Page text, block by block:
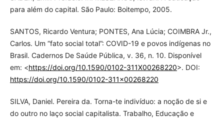
para além do capital. São Paulo: Boitempo, 2005.
SANTOS, Ricardo Ventura; PONTES, Ana Lúcia; COIMBRA Jr.,
Carlos. Um “fato social total”: COVID-19 e povos indígenas no
Brasil. Cadernos De Saúde Pública, v. 36, n. 10. Disponível
em: <https://doi.org/10.1590/0102-311X00268220>. DOI:
https://doi.org/10.1590/0102-311x00268220
SILVA, Daniel. Pereira da. Torna-te indivíduo: a noção de si e
do outro no laço social capitalista. Trabalho, Educação e